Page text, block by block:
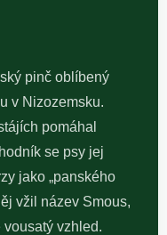
pinč oblíbený
v Nizozemsku.
pomáhal
se psy jej
jako „panského
vžil název Smous,
vzhled.